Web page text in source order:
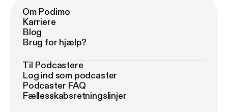
Om Podimo
Karriere
Blog
Brug for hjælp?
Til Podcastere
Log ind som podcaster
Podcaster FAQ
Fællesskabsretningslinjer